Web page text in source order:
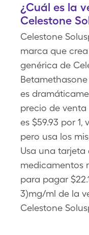
¿Cuál es la
Celestone
Celestone
marca que
genérica de
es
precio de venta
es $59.93 por
pero usa los
Usa una
medicamentos
para pagar
3)mg/ml de la
Celestone